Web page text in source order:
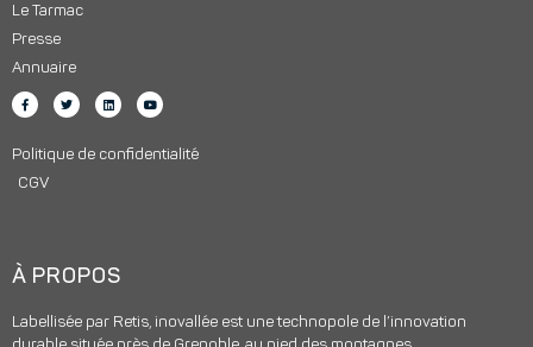
Le Tarmac
Presse
Annuaire
Politique de confidentialité
CGV
À PROPOS
Labellisée par Retis, inovallée est une technopole de l’innovation